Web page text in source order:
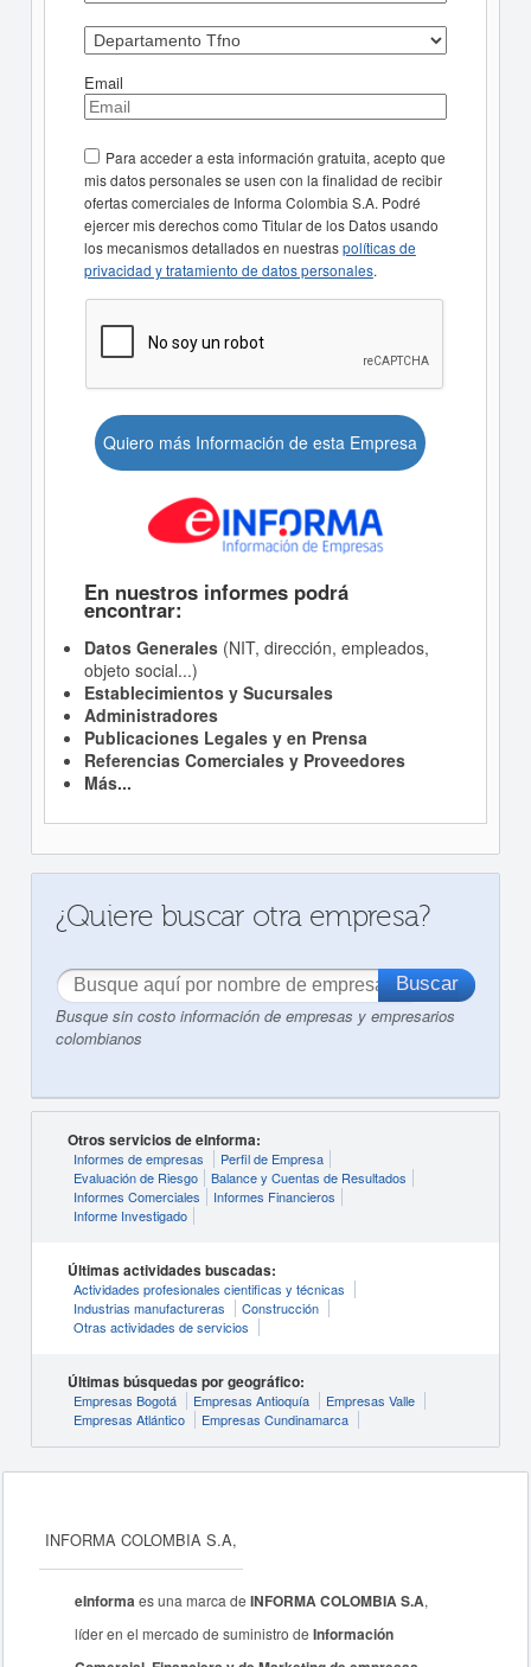
Email
Para acceder a esta información gratuita, acepto que
mis datos personales se usen con la finalidad de recibir
ofertas comerciales de Informa Colombia S.A. Podré
ejercer mis derechos como Titular de los Datos usando
los mecanismos detallados en nuestraspolíticas de
privacidad y tratamiento de datos personales.
Quiero más Información de esta Empresa
En nuestros informes podrá
encontrar:
Datos Generales(NIT, dirección, empleados,
objeto social...)
Establecimientos y Sucursales
Administradores
Publicaciones Legales y en Prensa
Referencias Comerciales y Proveedores
Más...
¿Quiere buscar otra empresa?
Busque sin costo información de empresas y empresarios
colombianos
Otros servicios de eInforma:
Informes de empresas
Perfil de Empresa
Evaluación de Riesgo
Balance y Cuentas de Resultados
Informes Comerciales
Informes Financieros
Informe Investigado
Últimas actividades buscadas:
Actividades profesionales cientificas y técnicas
Industrias manufactureras
Construcción
Otras actividades de servicios
Últimas búsquedas por geográfico:
Empresas Bogotá Empresas Antioquía
Empresas Valle
Empresas Atlántico
Empresas Cundinamarca
INFORMA COLOMBIA S.A,
eInformaes una marca deINFORMA COLOMBIA S.A,
líder en el mercado de suministro deInformación